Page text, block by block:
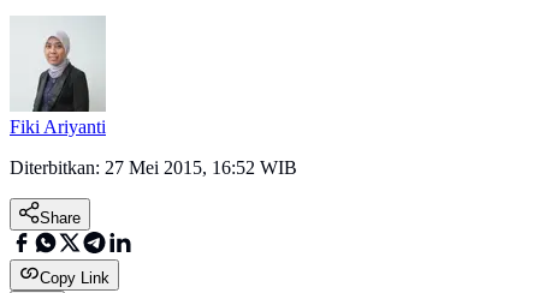
Fiki Ariyanti
Diterbitkan: 27 Mei 2015, 16:52 WIB
Share
Copy Link